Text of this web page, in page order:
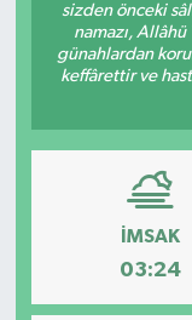
sizden önceki
namazı,
günahlardan
keffârettir ve
İMSAK
03:24